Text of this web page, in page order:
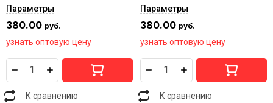
Параметры
380.00 руб.
узнать оптовую цену
К сравнению
Параметры
380.00 руб.
узнать оптовую цену
К сравнению